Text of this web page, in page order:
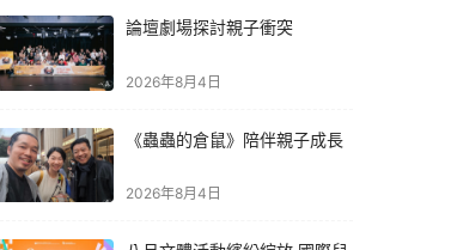
論壇劇場探討親子衝突
2026年8月4日
《蟲蟲的倉鼠》陪伴親子成長
2026年8月4日